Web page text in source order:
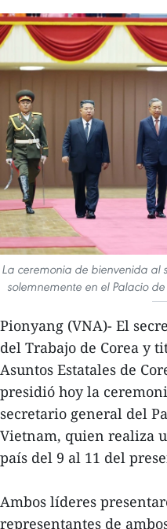
La ceremonia de bienvenida al
solemnemente en el Palacio
Pionyang (VNA)- El
del Trabajo de Corea y
Asuntos Estatales de
presidió hoy la
secretario general del
Vietnam, quien realiza
país del 9 al 11 del
Ambos líderes
representantes de